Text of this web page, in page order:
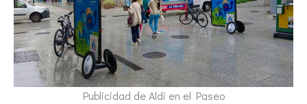
Publicidad de Aldi en el Paseo